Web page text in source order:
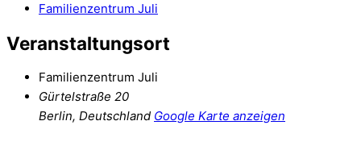
Familienzentrum Juli
Veranstaltungsort
Familienzentrum Juli
Gürtelstraße 20
Berlin, Deutschland Google Karte anzeigen